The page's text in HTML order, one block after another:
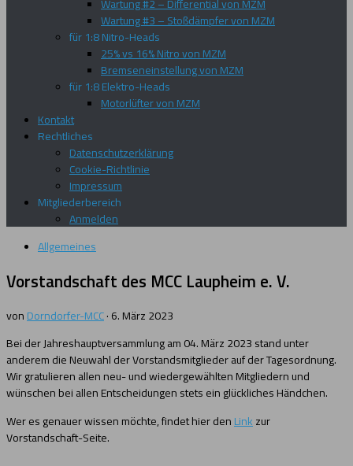
Wartung #2 – Differential von MZM
Wartung #3 – Stoßdämpfer von MZM
für 1:8 Nitro-Heads
25% vs 16% Nitro von MZM
Bremseneinstellung von MZM
für 1:8 Elektro-Heads
Motorlüfter von MZM
Kontakt
Rechtliches
Datenschutzerklärung
Cookie-Richtlinie
Impressum
Mitgliederbereich
Anmelden
Allgemeines
Vorstandschaft des MCC Laupheim e. V.
von Dorndorfer-MCC· 6. März 2023
Bei der Jahreshauptversammlung am 04. März 2023 stand unter
anderem die Neuwahl der Vorstandsmitglieder auf der Tagesordnung.
Wir gratulieren allen neu- und wiedergewählten Mitgliedern und
wünschen bei allen Entscheidungen stets ein glückliches Händchen.
Wer es genauer wissen möchte, findet hier den Link zur
Vorstandschaft-Seite.